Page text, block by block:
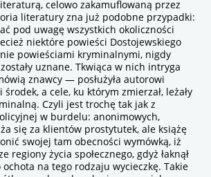
celowo zakamuflowaną przez
literatury zna już podobne przypadki:
pod uwagę wszystkich okoliczności
niektóre powieści Dostojewskiego
powieściami kryminalnymi, nigdy
uznane. Tkwiąca w nich intryga
znawcy — posłużyła autorowi
a cele, ku którym zmierzał, leżały
Czyli jest trochę tak jak z
w burdelu: anonimowych,
się za klientów prostytutek, ale książę
swojej tam obecności wymówką, iż
regiony życia społecznego, gdyż łaknął
ochota na tego rodzaju wycieczkę. Takie